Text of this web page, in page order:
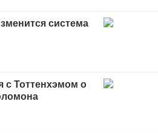
система
с Тоттенхэмом о